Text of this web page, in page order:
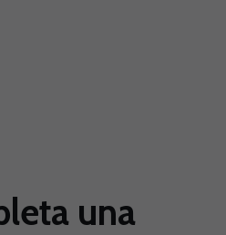
una